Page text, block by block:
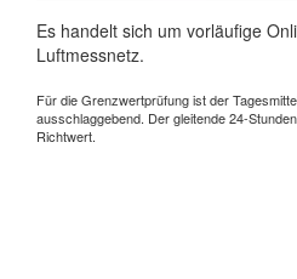
Es handelt sich um vorläufige
Luftmessnetz.
Für die Grenzwertprüfung ist der
ausschlaggebend. Der gleitende 24-
Richtwert.